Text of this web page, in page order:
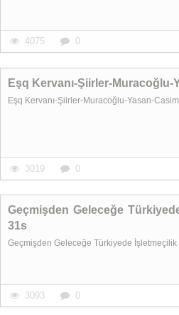
4075 0
Eşq Kervanı-Şiirler-
Eşq Kervanı-Şiirler-Muracoğlu-Yasan-
3019 0
Geçmişden Geleceğe
31s
Geçmişden Geleceğe Türkiyede
3093 0